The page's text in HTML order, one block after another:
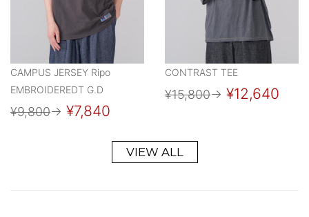
CAMPUS JERSEY Ripo
EMBROIDEREDT G.D
¥9,800→ ¥7,840
CONTRAST TEE
¥15,800→ ¥12,640
VIEW ALL